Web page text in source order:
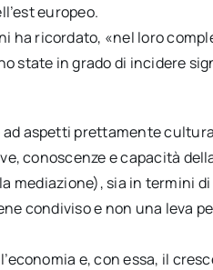
europeo.
ha ricordato, «nel loro
state in grado di incidere
aspetti prettamente
conoscenze e capacità
mediazione), sia in termini
condiviso e non una leva
e, con essa, il